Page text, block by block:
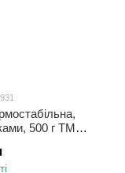
500 г ТМ